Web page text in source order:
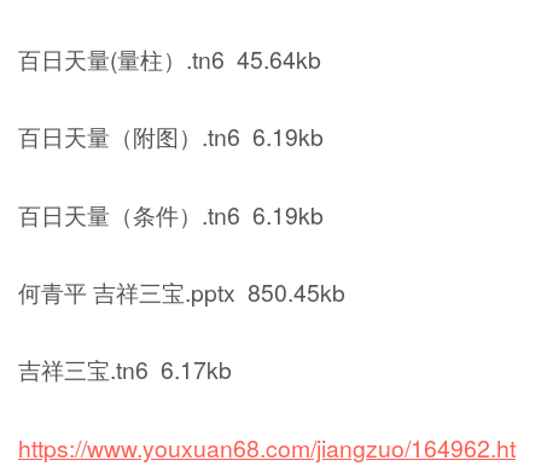
百日天量(量柱）.tn6 45.64kb
百日天量（附图）.tn6 6.19kb
百日天量（条件）.tn6 6.19kb
何青平 吉祥三宝.pptx 850.45kb
吉祥三宝.tn6 6.17kb
https://www.youxuan68.com/jiangzuo/164962.ht